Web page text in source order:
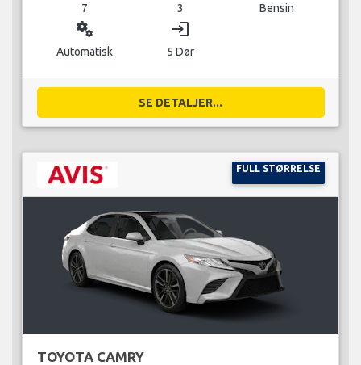
7 3 Bensin
miscellaneous_services
Automatisk
login
5 Dør
SE DETALJER...
FULL STØRRELSE
TOYOTA CAMRY